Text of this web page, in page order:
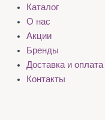
Каталог
О нас
Акции
Бренды
Доставка и оплата
Контакты